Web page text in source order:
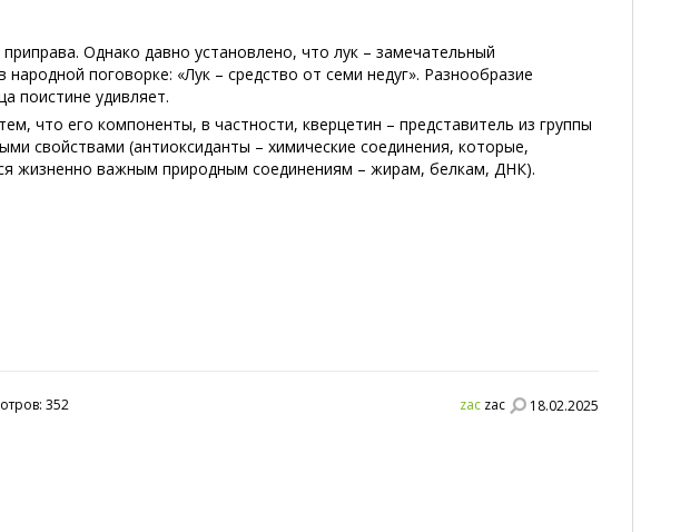
Однако давно установлено, что лук – замечательный
поговорке: «Лук – средство от семи недуг». Разнообразие
поистине удивляет.
что его компоненты, в частности, кверцетин – представитель из группы
свойствами (антиоксиданты – химические соединения, которые,
жизненно важным природным соединениям – жирам, белкам, ДНК).
zac zac 18.02.2025
352